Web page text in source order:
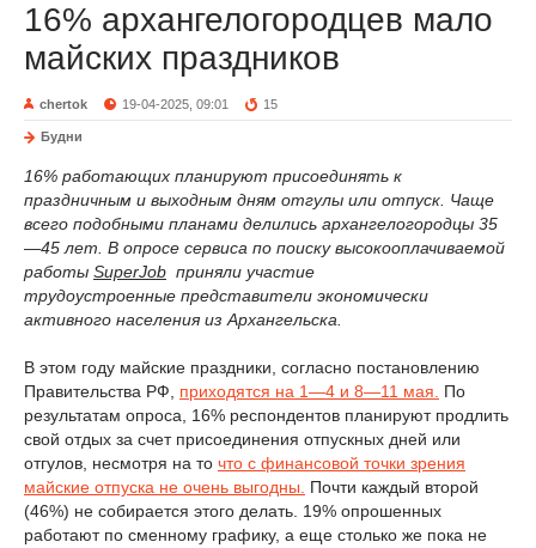
16% архангелогородцев мало
майских праздников
chertok 19-04-2025, 09:01 15
Будни
16% работающих планируют присоединять к
праздничным и выходным дням отгулы или отпуск. Чаще
всего подобными планами делились архангелогородцы 35
—45 лет. В опросе сервиса по поиску высокооплачиваемой
работы SuperJob приняли участие
трудоустроенные представители экономически
активного населения из Архангельска
В этом году майские праздники, согласно постановлению
Правительства РФ, приходятся на 1—4 и 8—11 мая.
По
результатам опроса, 16% респондентов планируют продлить
свой отдых за счет присоединения отпускных дней или
отгулов, несмотря на то что с финансовой точки зрения
майские отпуска не очень выгодны.
Почти каждый второй
(46%) не собирается этого делать. 19% опрошенных
работают по сменному графику, а еще столько же пока не